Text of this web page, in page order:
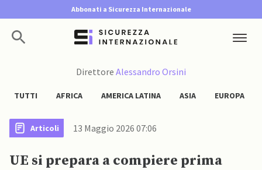
Abbonati a Sicurezza Internazionale
Direttore Alessandro Orsini
TUTTI AFRICA AMERICA LATINA ASIA EUROPA
Articoli 13 Maggio 2026 07:06
UE si prepara a compiere prima